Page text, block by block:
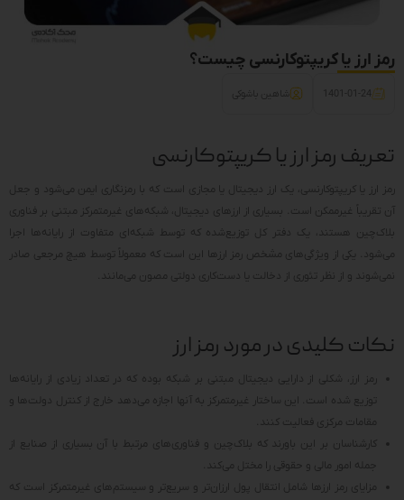
رمز ارز یا کریپتوکارنسی چیست؟
1401-01-24 شاهین باشوکی
تعریف رمز ارز یا کریپتوکارنسی
رمز ارز یا کریپتوکارنسی، یک ارز دیجیتال یا مجازی است که با رمزنگاری ایمن می‌شود و جعل
آن تقریباً غیرممکن است. بسیاری از ارزهای دیجیتال، شبکه‌های غیرمتمرکز مبتنی بر فناوری
بلاک‌چین هستند، یک دفتر کل توزیع‌شده که توسط شبکه‌ای متفاوت از رایانه‌ها اجرا
می‌شود. یکی از ویژگی‌های مشخص رمز ارزها این است که معمولاً توسط هیچ مرجعی صادر
نمی‌شوند و از نظر تئوری از دخالت یا دست‌کاری دولتی مصون می‌مانند.
نکات کلیدی در مورد رمز ارز
رمز ارز، شکلی از دارایی دیجیتال مبتنی بر شبکه بوده که در تعداد زیادی از رایانه‌ها
توزیع شده است. این ساختار غیرمتمرکز به آنها اجازه می‌دهد خارج از کنترل دولت‌ها و
مقامات مرکزی فعالیت کنند.
کارشناسان بر این باورند که بلاک‌چین و فناوری‌های مرتبط با آن بسیاری از صنایع از
جمله امور مالی و حقوقی را مختل می‌کند.
مزایای رمز ارزها شامل انتقال پول ارزان‌تر و سریع‌تر و سیستم‌های غیرمتمرکز است که